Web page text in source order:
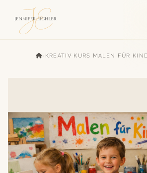
› KREATIV KURS MALEN FÜR